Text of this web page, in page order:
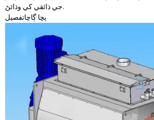
جي ذائقي کي وڌائڻ.
پڇا ڳاڇاتفصيل